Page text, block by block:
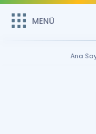
MENÜ
Remzi Hoca ile seni
MENÜ
Ana